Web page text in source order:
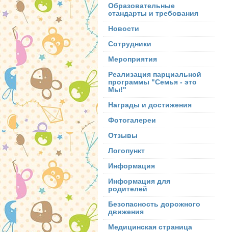
Образовательные
стандарты и требования
Новости
Сотрудники
Мероприятия
Реализация парциальной
программы "Семья - это
Мы!"
Награды и достижения
Фотогалереи
Отзывы
Логопункт
Информация
Информация для
родителей
Безопасность дорожного
движения
Медицинская страница